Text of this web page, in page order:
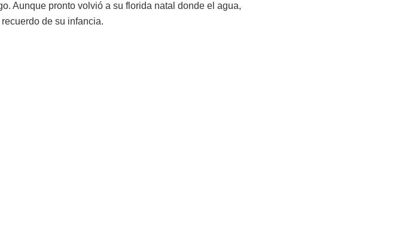
Aunque pronto volvió a su florida natal donde el agua,
de su infancia.